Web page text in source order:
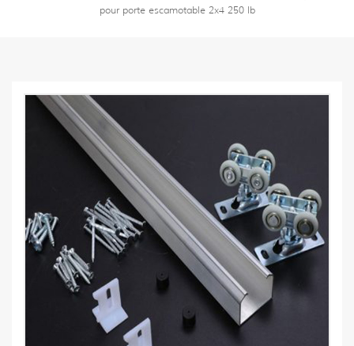
pour porte escamotable 2x4 250 lb